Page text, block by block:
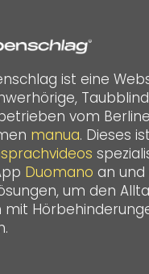
ist eine
vom
manua. Dieses
Duomano an
um den
mit